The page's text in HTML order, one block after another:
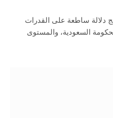
دلالة ساطعة على القدرات
السعودية، والمستوى